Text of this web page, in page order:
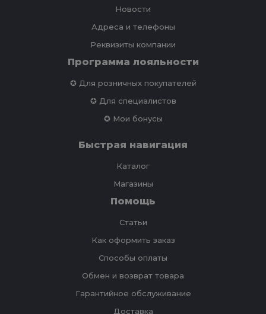
Новости
Адреса и телефоны
Реквизиты компании
Программа лояльности
✪ Для розничных покупателей
✪ Для специалистов
✪ Мои бонусы
Быстрая навигация
Каталог
Магазины
Помощь
Статьи
Как оформить заказ
Способы оплаты
Обмен и возврат товара
Гарантийное обслуживание
Доставка